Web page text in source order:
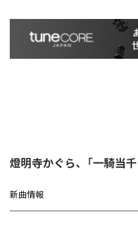
燈明寺かぐら、「一騎当
新曲情報